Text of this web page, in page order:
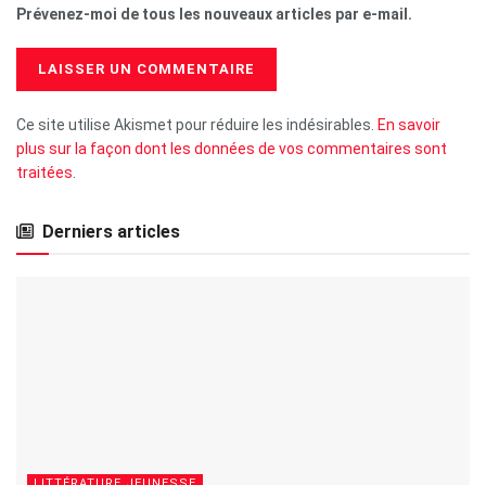
Prévenez-moi de tous les nouveaux articles par e-mail.
Ce site utilise Akismet pour réduire les indésirables. En savoir
plus sur la façon dont les données de vos commentaires sont
traitées.
Derniers articles